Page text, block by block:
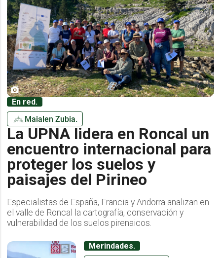
En red.
Maialen Zubia.
La UPNA lidera en Roncal un
encuentro internacional para
proteger los suelos y
paisajes del Pirineo
Especialistas de España, Francia y Andorra analizan en
el valle de Roncal la cartografía, conservación y
vulnerabilidad de los suelos pirenaicos.
Merindades.